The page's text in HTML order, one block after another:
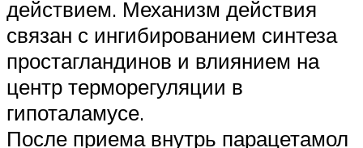
действием. Механизм действия
связан с ингибированием синтеза
простагландинов и влиянием на
центр терморегуляции в
гипоталамусе.
После приема внутрь парацетамол